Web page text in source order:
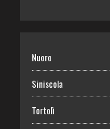
Nuoro
Siniscola
Tortolì